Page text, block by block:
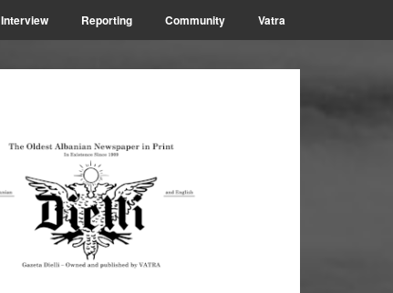
Interview Reporting Community Vatra